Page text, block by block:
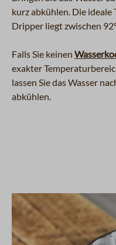
kurz abkühlen. Die
Dripper liegt zwischen
Falls Sie keinen
exakter
lassen Sie das Wasser
abkühlen.